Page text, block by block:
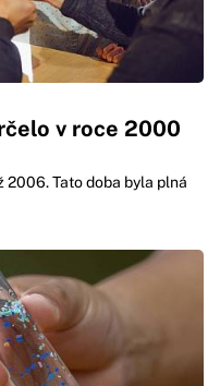
v roce 2000
2006. Tato doba byla plná